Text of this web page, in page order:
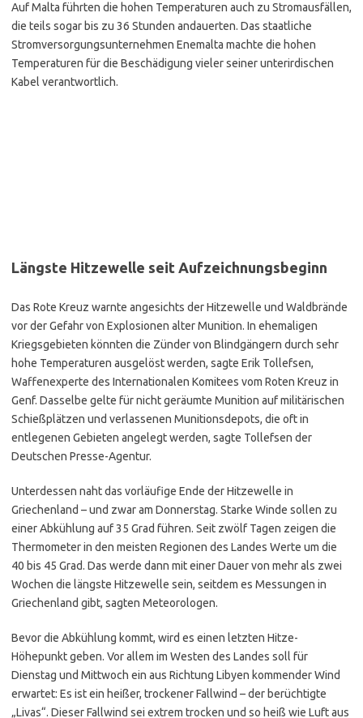
Auf Malta führten die hohen Temperaturen auch zu Stromausfällen,
die teils sogar bis zu 36 Stunden andauerten. Das staatliche
Stromversorgungsunternehmen Enemalta machte die hohen
Temperaturen für die Beschädigung vieler seiner unterirdischen
Kabel verantwortlich.
Längste Hitzewelle seit Aufzeichnungsbeginn
Das Rote Kreuz warnte angesichts der Hitzewelle und Waldbrände
vor der Gefahr von Explosionen alter Munition. In ehemaligen
Kriegsgebieten könnten die Zünder von Blindgängern durch sehr
hohe Temperaturen ausgelöst werden, sagte Erik Tollefsen,
Waffenexperte des Internationalen Komitees vom Roten Kreuz in
Genf. Dasselbe gelte für nicht geräumte Munition auf militärischen
Schießplätzen und verlassenen Munitionsdepots, die oft in
entlegenen Gebieten angelegt werden, sagte Tollefsen der
Deutschen Presse-Agentur.
Unterdessen naht das vorläufige Ende der Hitzewelle in
Griechenland – und zwar am Donnerstag. Starke Winde sollen zu
einer Abkühlung auf 35 Grad führen. Seit zwölf Tagen zeigen die
Thermometer in den meisten Regionen des Landes Werte um die
40 bis 45 Grad. Das werde dann mit einer Dauer von mehr als zwei
Wochen die längste Hitzewelle sein, seitdem es Messungen in
Griechenland gibt, sagten Meteorologen.
Bevor die Abkühlung kommt, wird es einen letzten Hitze-
Höhepunkt geben. Vor allem im Westen des Landes soll für
Dienstag und Mittwoch ein aus Richtung Libyen kommender Wind
erwartet: Es ist ein heißer, trockener Fallwind – der berüchtigte
„Livas“. Dieser Fallwind sei extrem trocken und so heiß wie Luft aus